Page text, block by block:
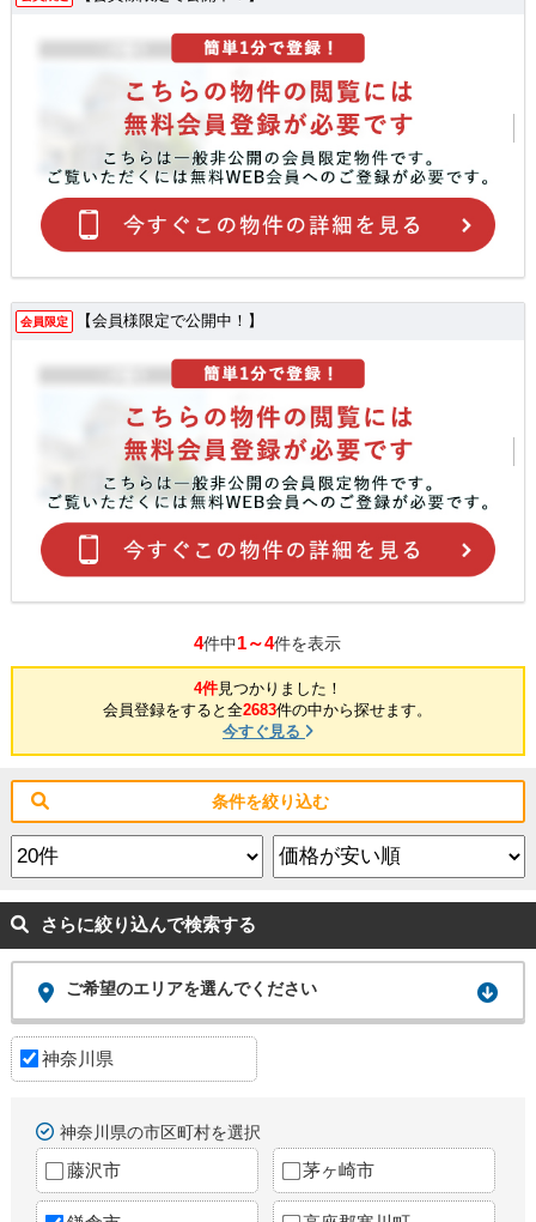
会員限定 【会員様限定で公開中！】
4件中1～4件を表示
4件見つかりました！
会員登録をすると全2683件の中から探せます。
今すぐ見る
条件を絞り込む
さらに絞り込んで検索する
ご希望のエリアを選んでください
神奈川県
神奈川県の市区町村を選択
藤沢市 茅ヶ崎市